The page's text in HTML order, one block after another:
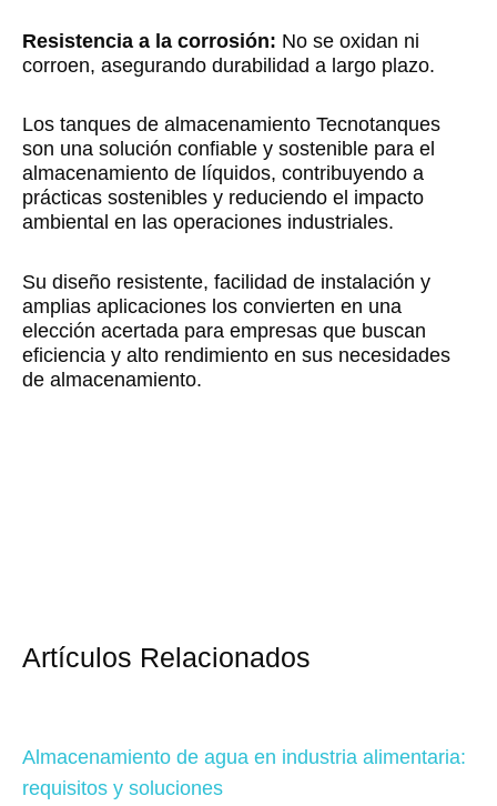
Resistencia a la corrosión: No se oxidan ni
corroen, asegurando durabilidad a largo plazo.
Los tanques de almacenamiento Tecnotanques
son una solución confiable y sostenible para el
almacenamiento de líquidos, contribuyendo a
prácticas sostenibles y reduciendo el impacto
ambiental en las operaciones industriales.
Su diseño resistente, facilidad de instalación y
amplias aplicaciones los convierten en una
elección acertada para empresas que buscan
eficiencia y alto rendimiento en sus necesidades
de almacenamiento.
Artículos Relacionados
Almacenamiento de agua en industria alimentaria:
requisitos y soluciones